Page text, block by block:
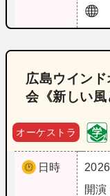
広島ウイン
会《新しい風
オーケストラ
日時
開